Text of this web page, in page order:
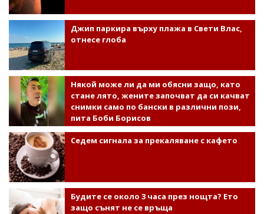
Джип паркира върху плажа в Свети Влас,
отнесе глоба
Някой може ли да ми обясни защо, като
стане лято, жените започват да си качват
снимки само по бански в различни пози,
пита Боби Борисов
Седем сигнала за прекаляване с кафето
Будите се около 3 часа през нощта? Ето
защо сънят не се връща